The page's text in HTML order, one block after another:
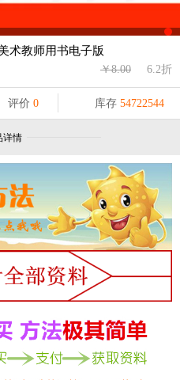
术教师用书电子版
￥8.00 6.2折
评价0 库存 54722544
详情